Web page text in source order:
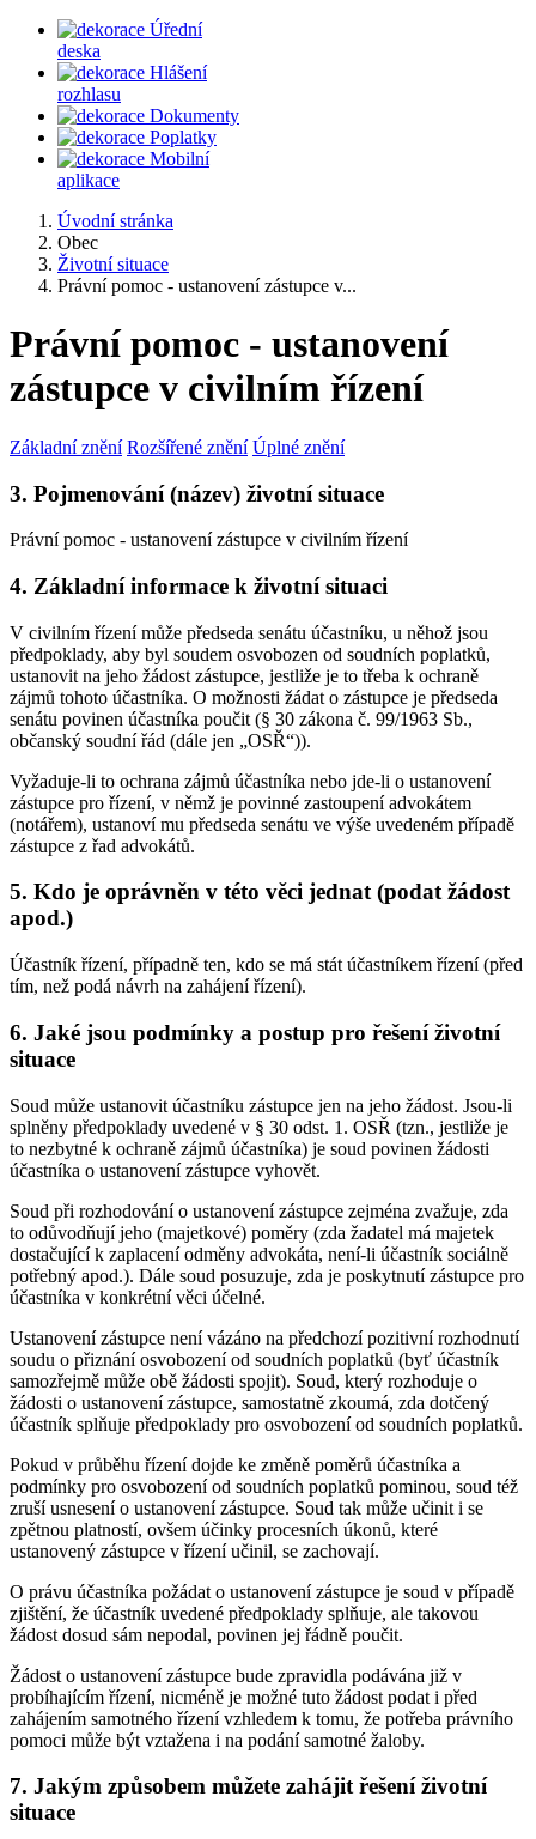
Úřední
deska
Hlášení
rozhlasu
Dokumenty
Poplatky
Mobilní
aplikace
Úvodní stránka
Obec
Životní situace
Právní pomoc - ustanovení zástupce v...
Právní pomoc - ustanovení
zástupce v civilním řízení
Základní znění Rozšířené znění Úplné znění
3. Pojmenování (název) životní situace
Právní pomoc - ustanovení zástupce v civilním řízení
4. Základní informace k životní situaci
V civilním řízení může předseda senátu účastníku, u něhož jsou
předpoklady, aby byl soudem osvobozen od soudních poplatků,
ustanovit na jeho žádost zástupce, jestliže je to třeba k ochraně
zájmů tohoto účastníka. O možnosti žádat o zástupce je předseda
senátu povinen účastníka poučit (§ 30 zákona č. 99/1963 Sb.,
občanský soudní řád (dále jen „OSŘ“)).
Vyžaduje-li to ochrana zájmů účastníka nebo jde-li o ustanovení
zástupce pro řízení, v němž je povinné zastoupení advokátem
(notářem), ustanoví mu předseda senátu ve výše uvedeném případě
zástupce z řad advokátů.
5. Kdo je oprávněn v této věci jednat (podat žádost
apod.)
Účastník řízení, případně ten, kdo se má stát účastníkem řízení (před
tím, než podá návrh na zahájení řízení).
6. Jaké jsou podmínky a postup pro řešení životní
situace
Soud může ustanovit účastníku zástupce jen na jeho žádost. Jsou-li
splněny předpoklady uvedené v § 30 odst. 1. OSŘ (tzn., jestliže je
to nezbytné k ochraně zájmů účastníka) je soud povinen žádosti
účastníka o ustanovení zástupce vyhovět.
Soud při rozhodování o ustanovení zástupce zejména zvažuje, zda
to odůvodňují jeho (majetkové) poměry (zda žadatel má majetek
dostačující k zaplacení odměny advokáta, není-li účastník sociálně
potřebný apod.). Dále soud posuzuje, zda je poskytnutí zástupce pro
účastníka v konkrétní věci účelné.
Ustanovení zástupce není vázáno na předchozí pozitivní rozhodnutí
soudu o přiznání osvobození od soudních poplatků (byť účastník
samozřejmě může obě žádosti spojit). Soud, který rozhoduje o
žádosti o ustanovení zástupce, samostatně zkoumá, zda dotčený
účastník splňuje předpoklady pro osvobození od soudních poplatků.
Pokud v průběhu řízení dojde ke změně poměrů účastníka a
podmínky pro osvobození od soudních poplatků pominou, soud též
zruší usnesení o ustanovení zástupce. Soud tak může učinit i se
zpětnou platností, ovšem účinky procesních úkonů, které
ustanovený zástupce v řízení učinil, se zachovají.
O právu účastníka požádat o ustanovení zástupce je soud v případě
zjištění, že účastník uvedené předpoklady splňuje, ale takovou
žádost dosud sám nepodal, povinen jej řádně poučit.
Žádost o ustanovení zástupce bude zpravidla podávána již v
probíhajícím řízení, nicméně je možné tuto žádost podat i před
zahájením samotného řízení vzhledem k tomu, že potřeba právního
pomoci může být vztažena i na podání samotné žaloby.
7. Jakým způsobem můžete zahájit řešení životní
situace